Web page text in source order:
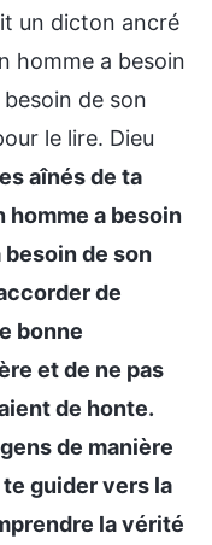
un dicton ancré
homme a besoin
de son
le lire. Dieu
aînés de ta
homme a besoin
de son
de
bonne
et de ne pas
de honte.
de manière
guider vers la
la vérité